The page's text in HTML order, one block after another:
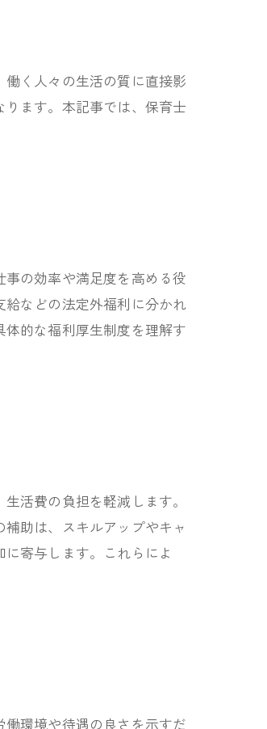
く人々の生活の質に直接影
ます。本記事では、保育士
の効率や満足度を高める役
などの法定外福利に分かれ
的な福利厚生制度を理解す
活費の負担を軽減します。
助は、スキルアップやキャ
寄与します。これらによ
環境や待遇の良さを示すだ